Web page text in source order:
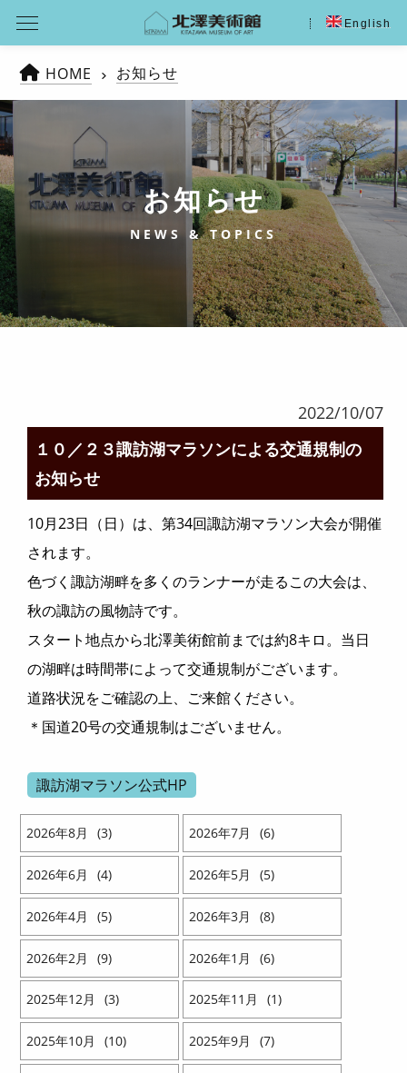
English
HOME お知らせ
お知らせ
NEWS & TOPICS
2022/10/07
１０／２３諏訪湖マラソンによる交通規制の
お知らせ
10月23日（日）は、第34回諏訪湖マラソン大会が開催
されます。
色づく諏訪湖畔を多くのランナーが走るこの大会は、
秋の諏訪の風物詩です。
スタート地点から北澤美術館前までは約8キロ。当日
の湖畔は時間帯によって交通規制がございます。
道路状況をご確認の上、ご来館ください。
＊国道20号の交通規制はございません。
諏訪湖マラソン公式HP
2026 8 3 2026 7 6
2026 6 4 2026 5 5
2026 4 5 2026 3 8
2026 2 9 2026 1 6
2025 12 3 2025 11 1
2025 10 10 2025 9 7